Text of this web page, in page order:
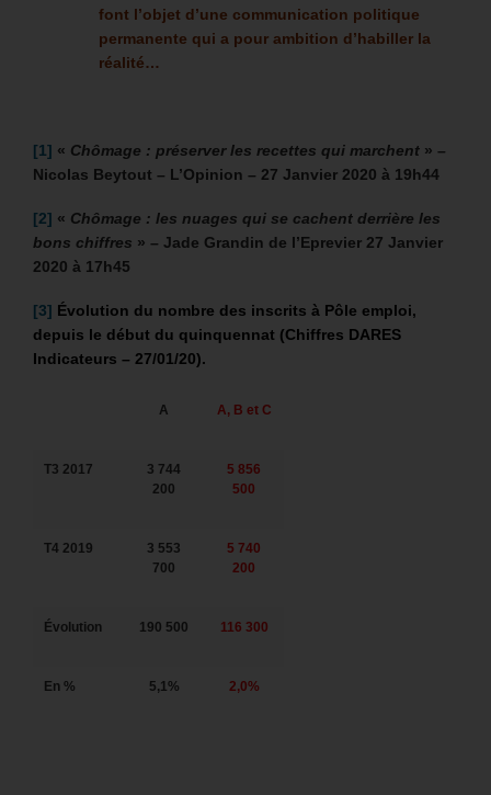
font l’objet d’une communication politique
permanente qui a pour ambition d’habiller la
réalité…
[1] « Chômage : préserver les recettes qui marchent » –
Nicolas Beytout – L’Opinion – 27 Janvier 2020 à 19h44
[2] « Chômage : les nuages qui se cachent derrière les
bons chiffres » – Jade Grandin de l’Eprevier 27 Janvier
2020 à 17h45
[3] Évolution du nombre des inscrits à Pôle emploi,
depuis le début du quinquennat (Chiffres DARES
Indicateurs – 27/01/20).
A A, B et C
T3 2017
3 744
200
5 856
500
T4 2019
3 553
700
5 740
200
Évolution 190 500 116 300
En % 5,1% 2,0%